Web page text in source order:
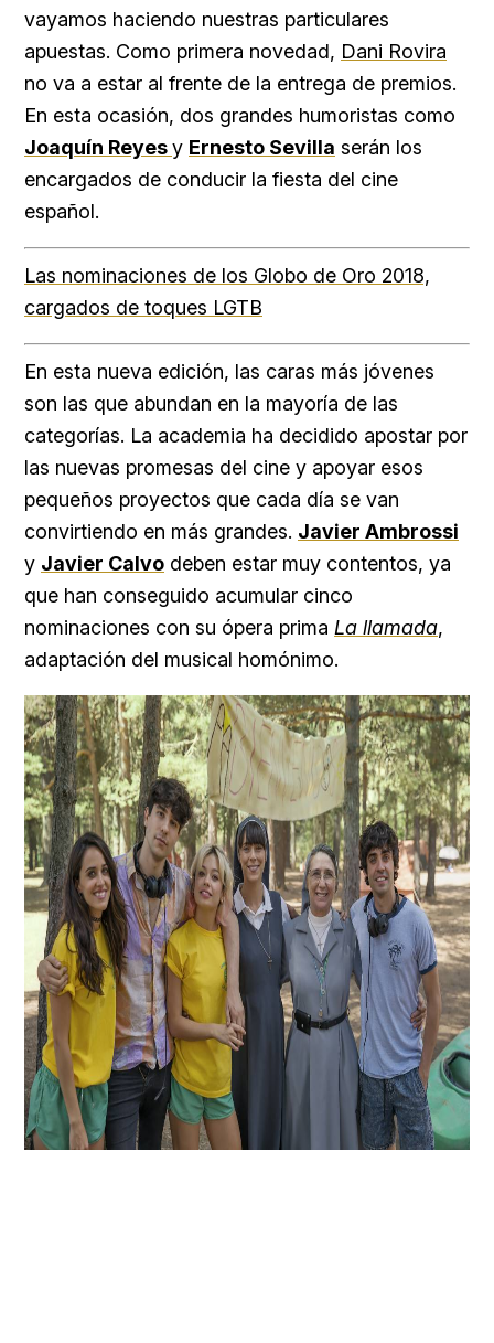
vayamos haciendo nuestras particulares
apuestas. Como primera novedad, Dani Rovira
no va a estar al frente de la entrega de premios.
En esta ocasión, dos grandes humoristas como
Joaquín Reyesy Ernesto Sevilla serán los
encargados de conducir la fiesta del cine
español.
Las nominaciones de los Globo de Oro 2018,
cargados de toques LGTB
En esta nueva edición, las caras más jóvenes
son las que abundan en la mayoría de las
categorías. La academia ha decidido apostar por
las nuevas promesas del cine y apoyar esos
pequeños proyectos que cada día se van
convirtiendo en más grandes. Javier Ambrossi
y Javier Calvo deben estar muy contentos, ya
que han conseguido acumular cinco
nominaciones con su ópera prima La llamada,
adaptación del musical homónimo.